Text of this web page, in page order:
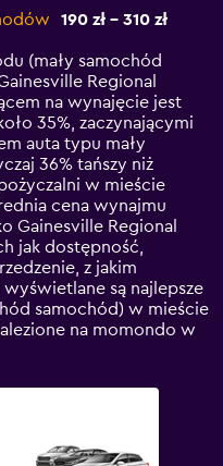
190 zł - 310 zł
(mały samochód
Regional
na wynajęcie jest
35%, zaczynającymi
auta typu mały
36% tańszy niż
w mieście
cena wynajmu
Gainesville Regional
jak dostępność,
z jakim
są najlepsze
samochód) w mieście
na momondo w